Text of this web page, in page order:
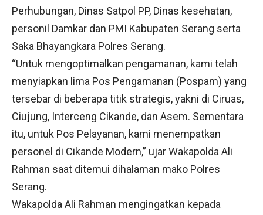
Perhubungan, Dinas Satpol PP, Dinas kesehatan,
personil Damkar dan PMI Kabupaten Serang serta
Saka Bhayangkara Polres Serang.
“Untuk mengoptimalkan pengamanan, kami telah
menyiapkan lima Pos Pengamanan (Pospam) yang
tersebar di beberapa titik strategis, yakni di Ciruas,
Ciujung, Interceng Cikande, dan Asem. Sementara
itu, untuk Pos Pelayanan, kami menempatkan
personel di Cikande Modern,” ujar Wakapolda Ali
Rahman saat ditemui dihalaman mako Polres
Serang.
Wakapolda Ali Rahman mengingatkan kepada